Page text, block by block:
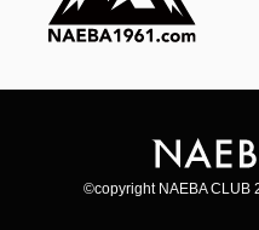
©copyright NAEBA CLUB